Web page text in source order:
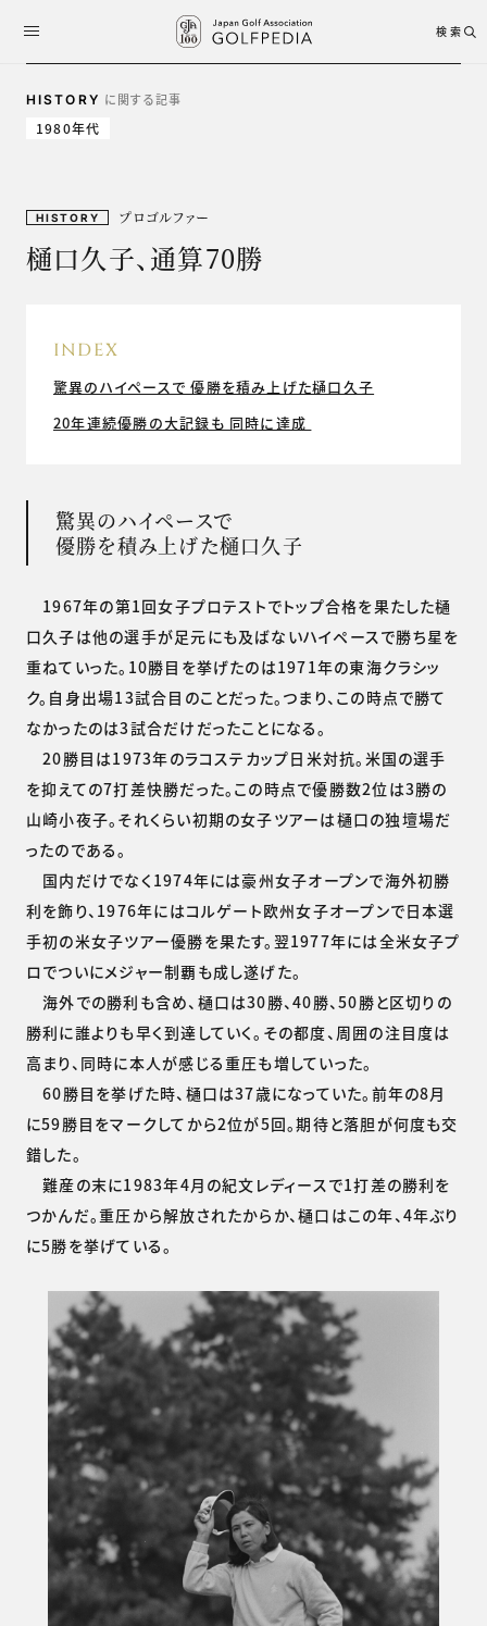
検索
HISTORY に関する記事
1980年代
HISTORY プロゴルファー
樋口久子、通算70勝
驚異のハイペースで
優勝を積み上げた樋口久子
1967年の第1回女子プロテストでトップ合格を果たした樋
口久子は他の選手が足元にも及ばないハイペースで勝ち星を
重ねていった。10勝目を挙げたのは1971年の東海クラシッ
ク。自身出場13試合目のことだった。つまり、この時点で勝て
なかったのは3試合だけだったことになる。
20勝目は1973年のラコステカップ日米対抗。米国の選手
を抑えての7打差快勝だった。この時点で優勝数2位は3勝の
山崎小夜子。それくらい初期の女子ツアーは樋口の独壇場だ
ったのである。
国内だけでなく1974年には豪州女子オープンで海外初勝
利を飾り、1976年にはコルゲート欧州女子オープンで日本選
手初の米女子ツアー優勝を果たす。翌1977年には全米女子プ
ロでついにメジャー制覇も成し遂げた。
海外での勝利も含め、樋口は30勝、40勝、50勝と区切りの
勝利に誰よりも早く到達していく。その都度、周囲の注目度は
高まり、同時に本人が感じる重圧も増していった。
60勝目を挙げた時、樋口は37歳になっていた。前年の8月
に59勝目をマークしてから2位が5回。期待と落胆が何度も交
錯した。
難産の末に1983年4月の紀文レディースで1打差の勝利を
つかんだ。重圧から解放されたからか、樋口はこの年、4年ぶり
に5勝を挙げている。
INDEX
驚異のハイペースで 優勝を積み上げた樋口久子
20年連続優勝の大記録も 同時に達成